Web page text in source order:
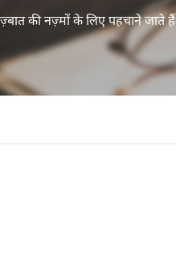
की नज़्मों के लिए पहचाने जाते हैं